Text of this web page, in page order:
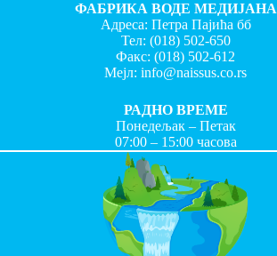
ФАБРИКА ВОДЕ МЕДИЈАНА
Адреса: Петра Пајића бб
Тел: (018) 502-650
Факс:(018) 502-612
Мејл:info@naissus.co.rs
РАДНО ВРЕМЕ
Понедељак – Петак
07:00 – 15:00 часова